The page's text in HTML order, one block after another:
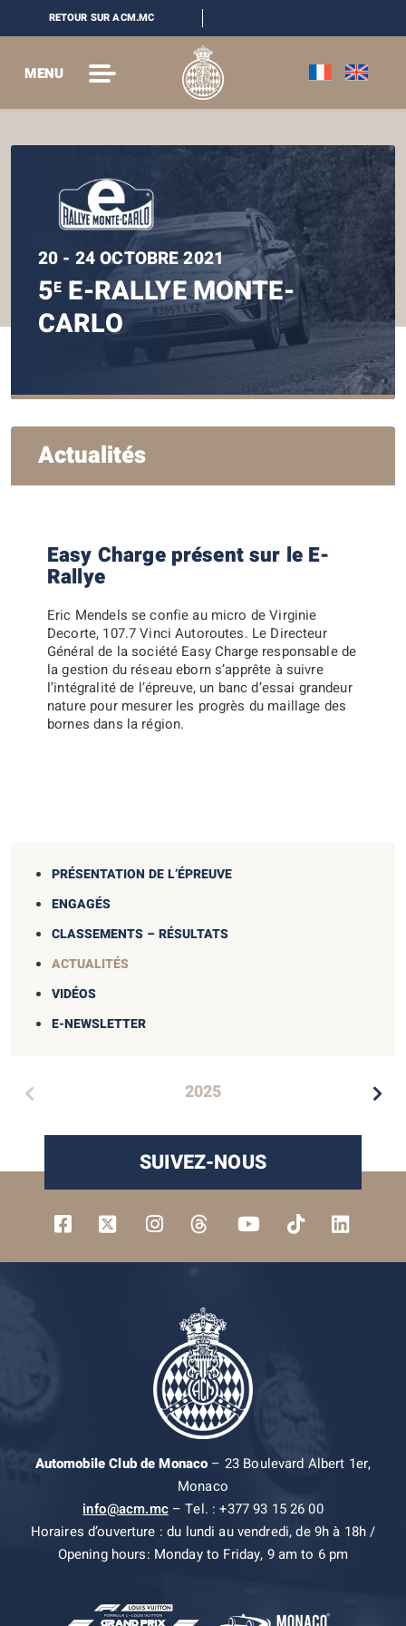
RETOUR SUR ACM.MC
MENU
20 - 24 OCTOBRE 2021
5E E-RALLYE MONTE-
CARLO
PRÉSENTATION DE L’ÉPREUVE
ENGAGÉS
CLASSEMENTS – RÉSULTATS
ACTUALITÉS
VIDÉOS
E-NEWSLETTER
2025
Actualités
Easy Charge présent sur le E-
Rallye
Eric Mendels se confie au micro de Virginie
Decorte, 107.7 Vinci Autoroutes. Le Directeur
Général de la société Easy Charge responsable de
la gestion du réseau eborn s’apprête à suivre
l’intégralité de l’épreuve, un banc d’essai grandeur
nature pour mesurer les progrès du maillage des
bornes dans la région.
SUIVEZ-NOUS
Automobile Club de Monaco– 23 Boulevard Albert 1er,
Monaco
info@acm.mc– Tel. : +377 93 15 26 00
Horaires d’ouverture : du lundi au vendredi, de 9h à 18h /
Opening hours: Monday to Friday, 9 am to 6 pm